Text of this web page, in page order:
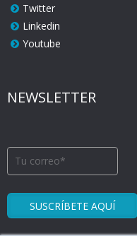
Twitter
Linkedin
Youtube
NEWSLETTER